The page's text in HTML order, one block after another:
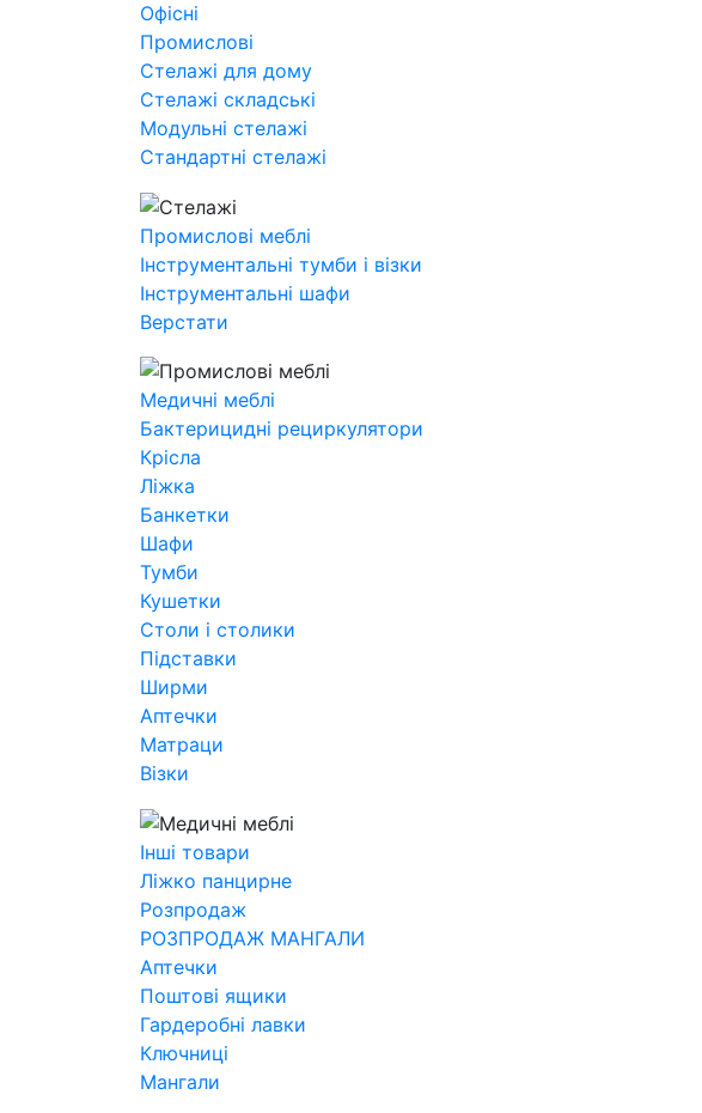
Офісні
Промислові
Стелажі для дому
Стелажі складські
Модульні стелажі
Стандартні стелажі
Промислові меблі
Інструментальні тумби і візки
Інструментальні шафи
Верстати
Медичні меблі
Бактерицидні рециркулятори
Крісла
Ліжка
Банкетки
Шафи
Тумби
Кушетки
Столи і столики
Підставки
Ширми
Аптечки
Матраци
Візки
Інші товари
Ліжко панцирне
Розпродаж
РОЗПРОДАЖ МАНГАЛИ
Аптечки
Поштові ящики
Гардеробні лавки
Ключниці
Мангали